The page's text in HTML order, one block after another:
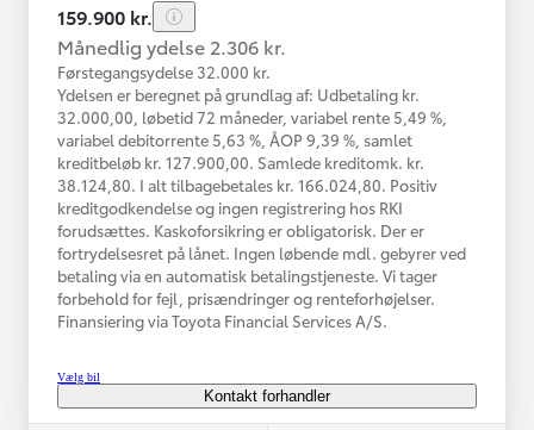
159.900 kr.
Månedlig ydelse 2.306 kr.
Førstegangsydelse 32.000 kr.
Ydelsen er beregnet på grundlag af: Udbetaling kr.
32.000,00, løbetid 72 måneder, variabel rente 5,49 %,
variabel debitorrente 5,63 %, ÅOP 9,39 %, samlet
kreditbeløb kr. 127.900,00. Samlede kreditomk. kr.
38.124,80. I alt tilbagebetales kr. 166.024,80. Positiv
kreditgodkendelse og ingen registrering hos RKI
forudsættes. Kaskoforsikring er obligatorisk. Der er
fortrydelsesret på lånet. Ingen løbende mdl. gebyrer ved
betaling via en automatisk betalingstjeneste. Vi tager
forbehold for fejl, prisændringer og renteforhøjelser.
Finansiering via Toyota Financial Services A/S.
Vælg bil
Kontakt forhandler